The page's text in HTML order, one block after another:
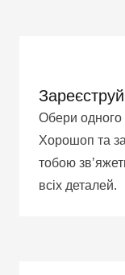
Обери одного
Хорошоп та
тобою
всіх деталей.